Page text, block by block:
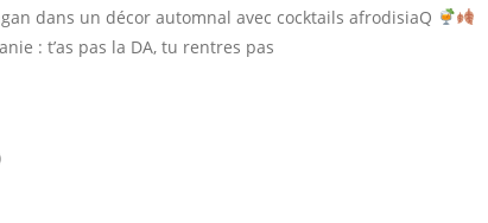
dans un décor automnal avec cocktails afrodisiaQ
: t’as pas la DA, tu rentres pas